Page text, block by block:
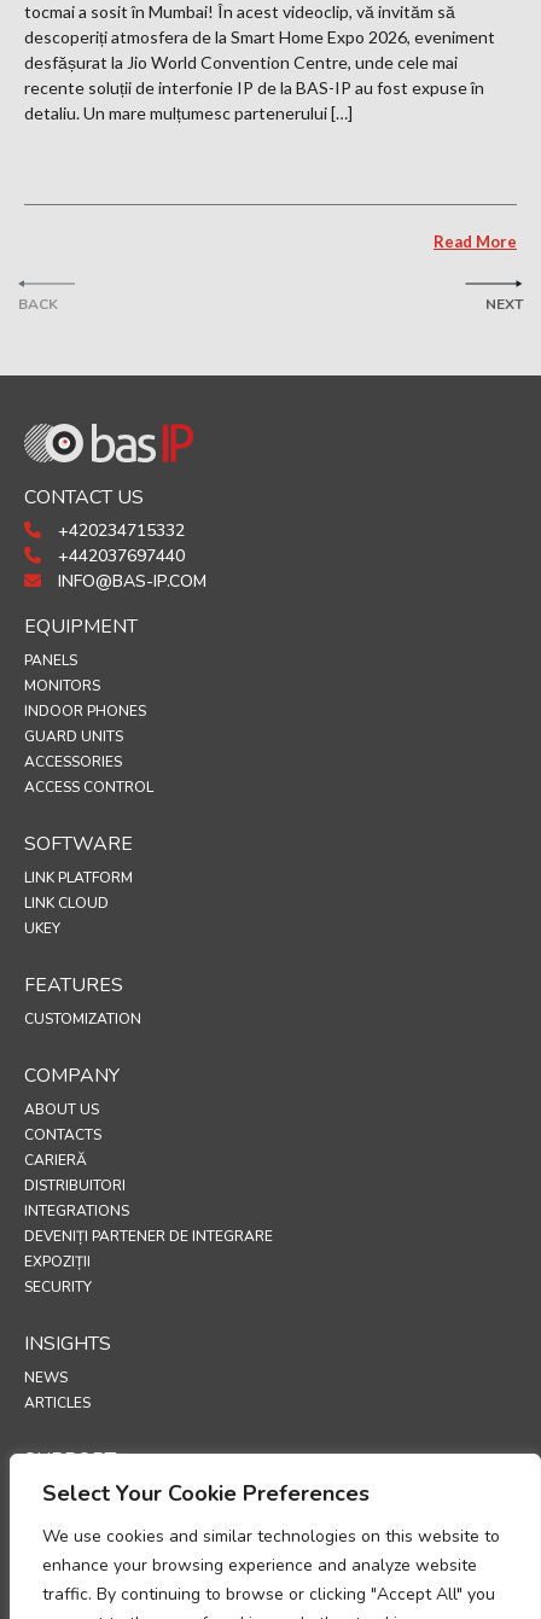
Select Your Cookie Preferences
We use cookies and similar technologies on this website to
enhance your browsing experience and analyze website
traffic. By continuing to browse or clicking "Accept All" you
BACK
tocmai a sosit în Mumbai! În acest videoclip, vă invităm să
descoperiți atmosfera de la Smart Home Expo 2026, eveniment
desfășurat la Jio World Convention Centre, unde cele mai
recente soluții de interfonie IP de la BAS-IP au fost expuse în
detaliu. Un mare mulțumesc partenerului […]
Read More
NEXT
CONTACT US
+420234715332
+442037697440
INFO@BAS-IP.COM
EQUIPMENT
PANELS
MONITORS
INDOOR PHONES
GUARD UNITS
ACCESSORIES
ACCESS CONTROL
SOFTWARE
LINK PLATFORM
LINK CLOUD
UKEY
FEATURES
CUSTOMIZATION
COMPANY
ABOUT US
CONTACTS
CARIERĂ
DISTRIBUITORI
INTEGRATIONS
DEVENIȚI PARTENER DE INTEGRARE
EXPOZIȚII
SECURITY
INSIGHTS
NEWS
ARTICLES
SUPPORT
TECHNICAL PORTAL
POLICIES
POLITICA DE CONFIDENȚIALITATE
POLITICA PRIVIND COOKIE-URILE